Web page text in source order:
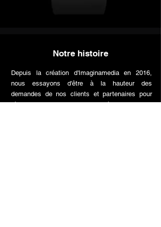
Notre histoire
Depuis la création d'Imaginamedia en 2016,
nous essayons d'être à la hauteur des
demandes de nos clients et partenaires pour
réaliser des formations de qualité ainsi que des